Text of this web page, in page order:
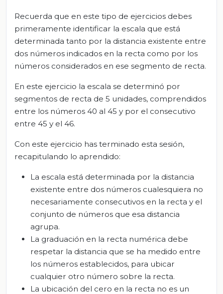
Recuerda que en este tipo de ejercicios debes
primeramente identificar la escala que está
determinada tanto por la distancia existente entre
dos números indicados en la recta como por los
números considerados en ese segmento de recta.
En este ejercicio la escala se determinó por
segmentos de recta de 5 unidades, comprendidos
entre los números 40 al 45 y por el consecutivo
entre 45 y el 46.
Con este ejercicio has terminado esta sesión,
recapitulando lo aprendido:
La escala está determinada por la distancia
existente entre dos números cualesquiera no
necesariamente consecutivos en la recta y el
conjunto de números que esa distancia
agrupa.
La graduación en la recta numérica debe
respetar la distancia que se ha medido entre
los números establecidos, para ubicar
cualquier otro número sobre la recta.
La ubicación del cero en la recta no es un